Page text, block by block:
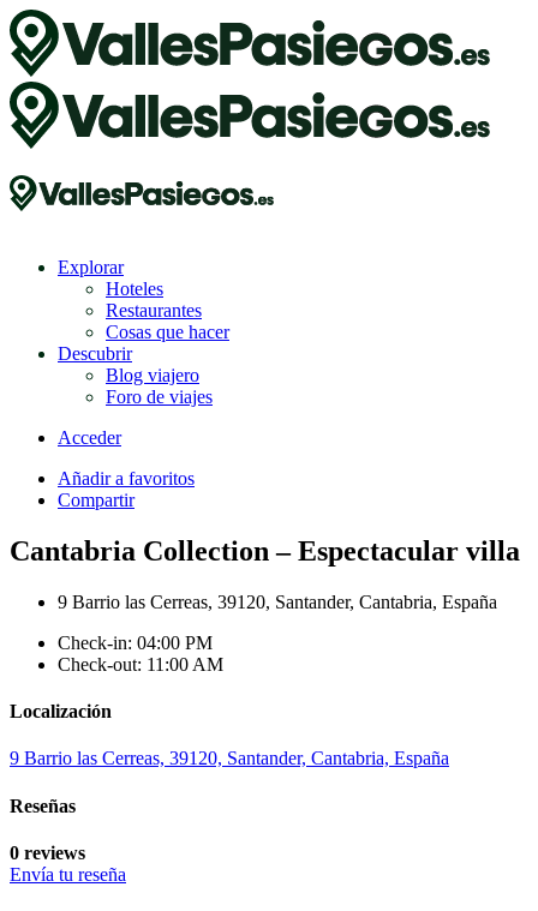
Explorar
Hoteles
Restaurantes
Cosas que hacer
Descubrir
Blog viajero
Foro de viajes
Acceder
Añadir a favoritos
Compartir
Cantabria Collection – Espectacular villa
9 Barrio las Cerreas, 39120, Santander, Cantabria, España
Check-in: 04:00 PM
Check-out: 11:00 AM
Localización
9 Barrio las Cerreas, 39120, Santander, Cantabria, España
Reseñas
0 reviews
Envía tu reseña